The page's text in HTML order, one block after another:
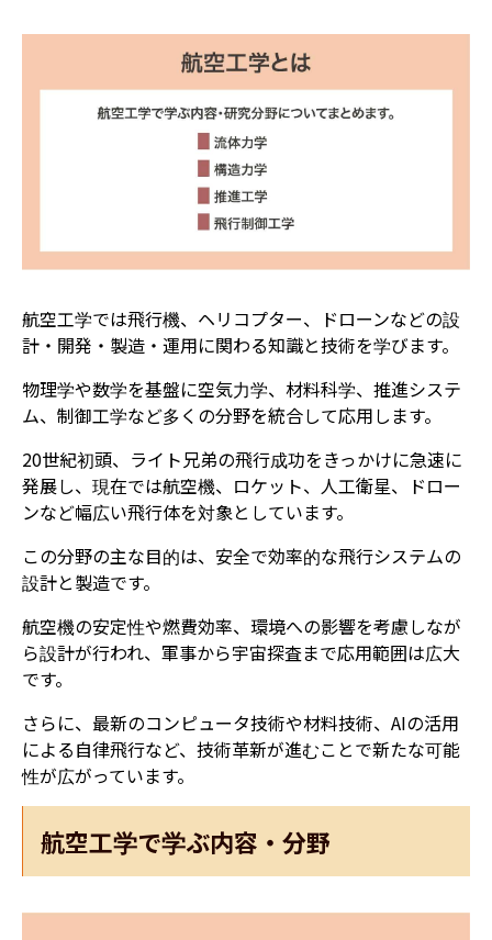
航空工学では飛行機、ヘリコプター、ドローンなどの設
計・開発・製造・運用に関わる知識と技術を学びます。
物理学や数学を基盤に空気力学、材料科学、推進システ
ム、制御工学など多くの分野を統合して応用します。
20世紀初頭、ライト兄弟の飛行成功をきっかけに急速に
発展し、現在では航空機、ロケット、人工衛星、ドロー
ンなど幅広い飛行体を対象としています。
この分野の主な目的は、安全で効率的な飛行システムの
設計と製造です。
航空機の安定性や燃費効率、環境への影響を考慮しなが
ら設計が行われ、軍事から宇宙探査まで応用範囲は広大
です。
さらに、最新のコンピュータ技術や材料技術、AIの活用
による自律飛行など、技術革新が進むことで新たな可能
性が広がっています。
航空工学で学ぶ内容・分野